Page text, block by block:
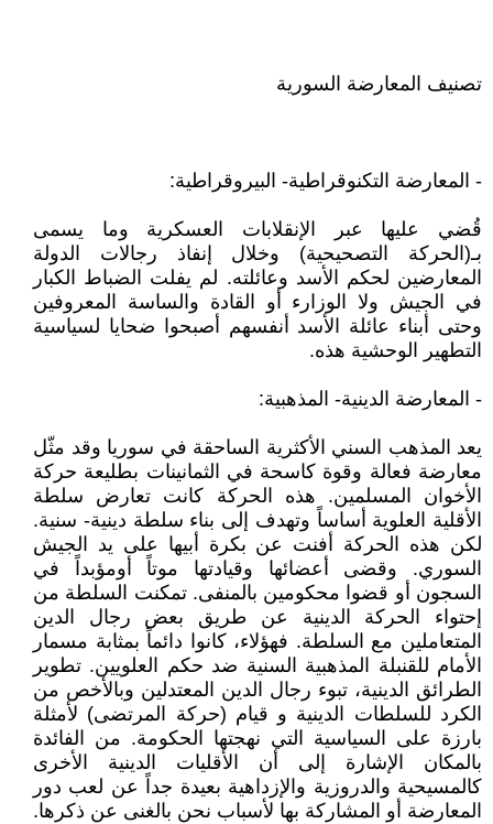
تصنيف المعارضة السورية
- المعارضة التكنوقراطية- البيروقراطية:
قُضي عليها عبر الإنقلابات العسكرية وما يسمى
بـ(الحركة التصحيحية) وخلال إنفاذ رجالات الدولة
المعارضين لحكم الأسد وعائلته. لم يفلت الضباط الكبار
في الجيش ولا الوزارء أو القادة والساسة المعروفين
وحتى أبناء عائلة الأسد أنفسهم أصبحوا ضحايا لسياسية
التطهير الوحشية هذه.
- المعارضة الدينية- المذهبية:
يعد المذهب السني الأكثرية الساحقة في سوريا وقد مثّل
معارضة فعالة وقوة كاسحة في الثمانينات بطليعة حركة
الأخوان المسلمين. هذه الحركة كانت تعارض سلطة
الأقلية العلوية أساساً وتهدف إلى بناء سلطة دينية- سنية.
لكن هذه الحركة أفنت عن بكرة أبيها على يد الجيش
السوري. وقضى أعضائها وقيادتها موتاً أومؤبداً في
السجون أو قضوا محكومين بالمنفى. تمكنت السلطة من
إحتواء الحركة الدينية عن طريق بعض رجال الدين
المتعاملين مع السلطة. فهؤلاء، كانوا دائماً بمثابة مسمار
الأمام للقنبلة المذهبية السنية ضد حكم العلويين. تطوير
الطرائق الدينية، تبوء رجال الدين المعتدلين وبالأخص من
الكرد للسلطات الدينية و قيام (حركة المرتضى) لأمثلة
بارزة على السياسية التي نهجتها الحكومة. من الفائدة
بالمكان الإشارة إلى أن الأقليات الدينية الأخرى
كالمسيحية والدروزية والإزداهية بعيدة جداً عن لعب دور
المعارضة أو المشاركة بها لأسباب نحن بالغنى عن ذكرها.